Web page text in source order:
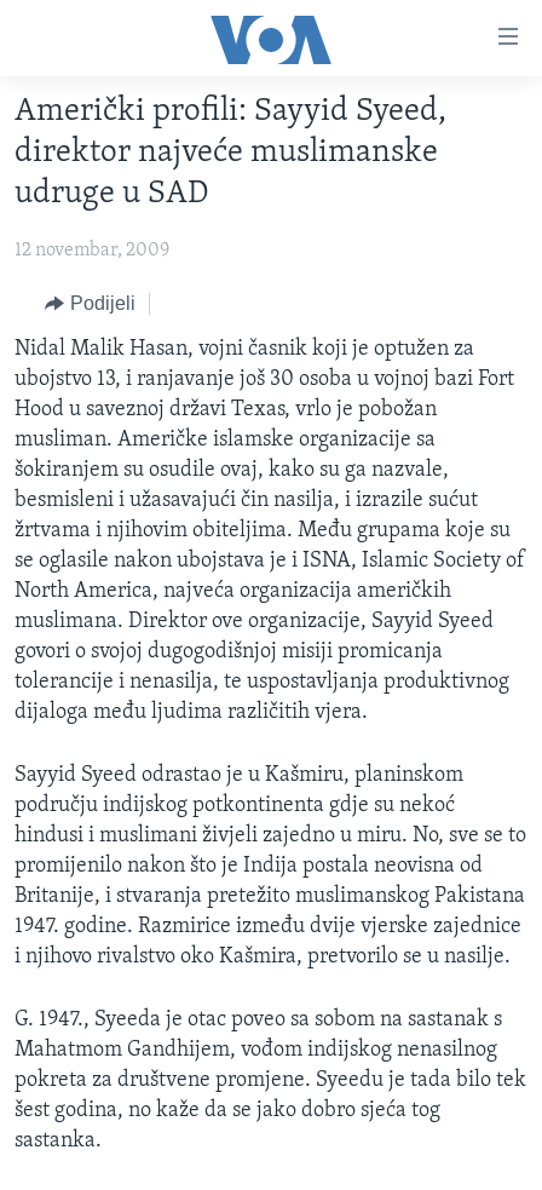
glavni
sadržaj
Pređi
na
glavnu
pretragu
VIDEO
FOTOGRAFIJE DANA
VIJESTI
SJEDINJENE AMERIČKE DRŽAVE
BOSNA I HERCEGOVINA
SVIJET
NAUKA I TEHNOLOGIJA
SPECIJALNI PROJEKTI
KORUPCIJA
SLOBODA MEDIJA
ŽENSKA STRANA
IZBJEGLIČKA STRANA
MAGAZIN
O GLASU AMERIKE
Learning English
Jezici
Američki profili: Sayyid Syeed,
direktor najveće muslimanske
udruge u SAD
12 novembar, 2009
Podijeli
Nidal Malik Hasan, vojni časnik koji je optužen za
ubojstvo 13, i ranjavanje još 30 osoba u vojnoj bazi Fort
Hood u saveznoj državi Texas, vrlo je pobožan
musliman. Američke islamske organizacije sa
šokiranjem su osudile ovaj, kako su ga nazvale,
besmisleni i užasavajući čin nasilja, i izrazile sućut
žrtvama i njihovim obiteljima. Među grupama koje su
se oglasile nakon ubojstava je i ISNA, Islamic Society of
North America, najveća organizacija američkih
muslimana. Direktor ove organizacije, Sayyid Syeed
govori o svojoj dugogodišnjoj misiji promicanja
tolerancije i nenasilja, te uspostavljanja produktivnog
dijaloga među ljudima različitih vjera.
Sayyid Syeed odrastao je u Kašmiru, planinskom
području indijskog potkontinenta gdje su nekoć
hindusi i muslimani živjeli zajedno u miru. No, sve se to
promijenilo nakon što je Indija postala neovisna od
Britanije, i stvaranja pretežito muslimanskog Pakistana
1947. godine. Razmirice između dvije vjerske zajednice
i njihovo rivalstvo oko Kašmira, pretvorilo se u nasilje.
G. 1947., Syeeda je otac poveo sa sobom na sastanak s
Mahatmom Gandhijem, vođom indijskog nenasilnog
pokreta za društvene promjene. Syeedu je tada bilo tek
šest godina, no kaže da se jako dobro sjeća tog
sastanka.